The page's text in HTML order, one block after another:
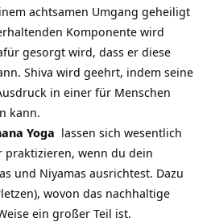
achtsamen Umgang geheiligt
Komponente wird
gesorgt wird, dass er diese
Shiva wird geehrt, indem seine
in einer für Menschen
kann.
Yoga lassen sich wesentlich
wenn du dein
und Niyamas ausrichtest. Dazu
wovon das nachhaltige
ein großer Teil ist.